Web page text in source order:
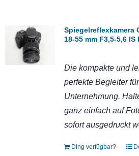
Spiegelreflexkamera
18-55 mm F3,5-5,6 IS
Die kompakte und
perfekte Begleiter
Unternehmung.
ganz einfach auf
sofort ausgedruckt
Ding verfügbar?